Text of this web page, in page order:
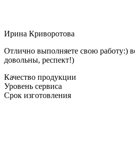
Ирина Криворотова
Отлично выполняете свою работу:)
довольны, респект!)
Качество продукции
Уровень сервиса
Срок изготовления